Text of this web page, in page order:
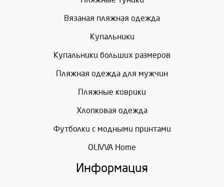
Вязаная пляжная одежда
Купальники
Купальники больших размеров
Пляжная одежда для мужчин
Пляжные коврики
Хлопковая одежда
Футболки с модными принтами
OLIVVA Home
Информация